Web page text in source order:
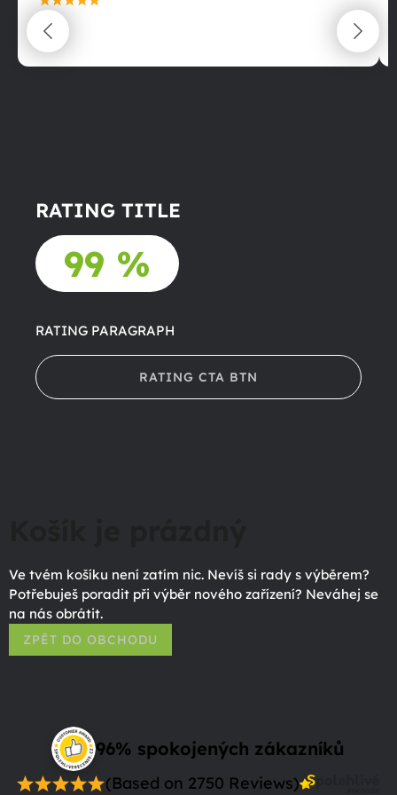
maximální spokojenost
22.06.2025
RATING TITLE
99 %
RATING PARAGRAPH
RATING CTA BTN
Ve tvém košíku není zatím nic. Nevíš si rady s výběrem?
Potřebuješ poradit při výběr nového zařízení? Neváhej se
na nás obrátit.
ZPĚT DO OBCHODU
96% spokojených zákazníků
(Based on 2750 Reviews)